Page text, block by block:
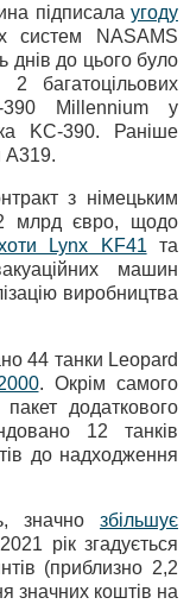
підписала угоду
систем NASAMS
днів до цього було
багатоцільових
390 Millennium у
KC-390. Раніше
A319.
з німецьким
млрд євро, щодо
Lynx KF41 та
машин
виробництва
44 танки Leopard
. Окрім самого
додаткового
12 танків
до надходження
значно збільшує
рік згадується
(приблизно 2,2
значних коштів на